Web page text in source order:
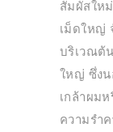
สัมผัสให
เม็ดใหญ่
บริเวณต้
ใหญ่ ซึ่งน
เกล้าผม
ความรำ